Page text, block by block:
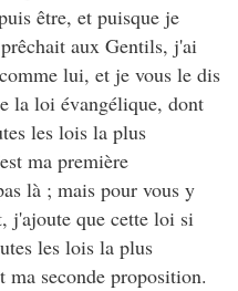
être, et puisque je
aux Gentils, j'ai
lui, et je vous le dis
la loi évangélique, dont
les lois la plus
ma première
là ; mais pour vous y
j'ajoute que cette loi si
les lois la plus
ma seconde proposition.